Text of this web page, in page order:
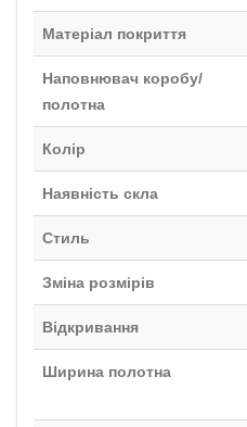
Матеріал покриття
Наповнювач коробу/
полотна
Колір
Наявність скла
Стиль
Зміна розмірів
Відкривання
Ширина полотна